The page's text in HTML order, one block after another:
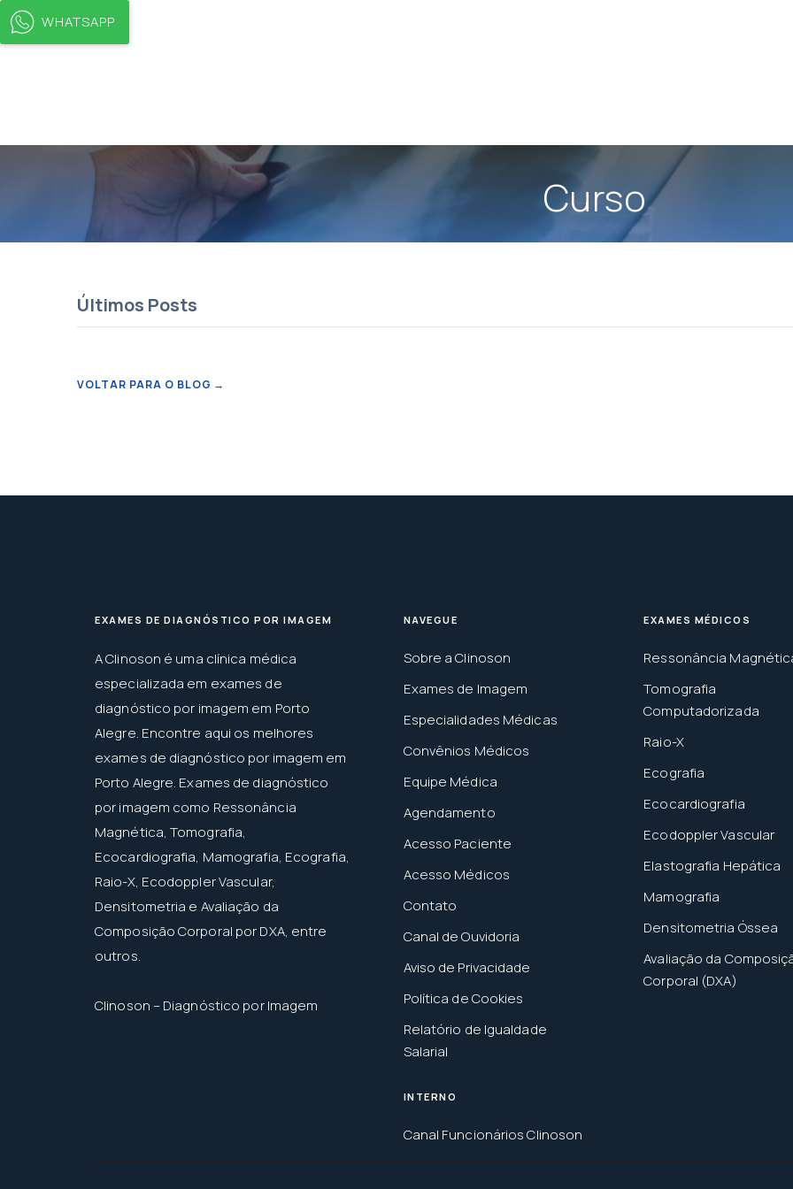
WHATSAPP
Curso
Últimos Posts
VOLTAR PARA O BLOG →
EXAMES DE DIAGNÓSTICO POR IMAGEM
A Clinoson é uma clínica médica
especializada em exames de
diagnóstico por imagem em Porto
Alegre. Encontre aqui os melhores
exames de diagnóstico por imagem em
Porto Alegre. Exames de diagnóstico
por imagem como Ressonância
Magnética, Tomografia,
Ecocardiografia, Mamografia, Ecografia,
Raio-X, Ecodoppler Vascular,
Densitometria e Avaliação da
Composição Corporal por DXA, entre
outros.
Clinoson – Diagnóstico por Imagem
NAVEGUE
Sobre a Clinoson
Exames de Imagem
Especialidades Médicas
Convênios Médicos
Equipe Médica
Agendamento
Acesso Paciente
Acesso Médicos
Contato
Canal de Ouvidoria
Aviso de Privacidade
Política de Cookies
Relatório de Igualdade
Salarial
INTERNO
Canal Funcionários Clinoson
EXAMES MÉDICOS
Ressonância
Tomografia
Computadorizada
Raio-X
Ecografia
Ecocardiografia
Ecodoppler Vascular
Elastografia Hepática
Mamografia
Densitometria Óssea
Avaliação da
Corporal (DXA)